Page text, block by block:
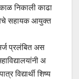
निकाली काढा
सहायक आयुक्त
प्रलंबित अस
अ
विद्यार्थी शिष्य